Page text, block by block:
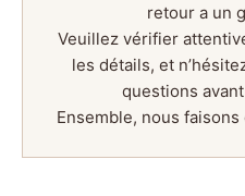
retour a un
Veuillez vérifier
les détails, et
questions
Ensemble, nous